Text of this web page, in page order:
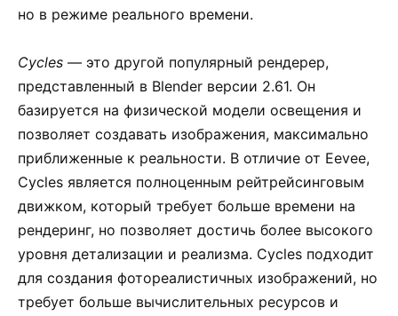
но в режиме реального времени.
Cycles — это другой популярный рендерер,
представленный в Blender версии 2.61. Он
базируется на физической модели освещения и
позволяет создавать изображения, максимально
приближенные к реальности. В отличие от Eevee,
Cycles является полноценным рейтрейсинговым
движком, который требует больше времени на
рендеринг, но позволяет достичь более высокого
уровня детализации и реализма. Cycles подходит
для создания фотореалистичных изображений, но
требует больше вычислительных ресурсов и